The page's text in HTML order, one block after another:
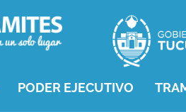
PODER EJECUTIVO